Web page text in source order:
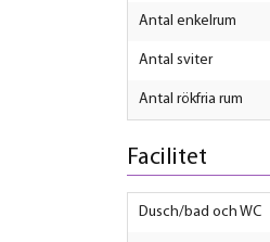
Antal enkelrum
Antal sviter
Antal rökfria rum
Facilitet
Dusch/bad och WC